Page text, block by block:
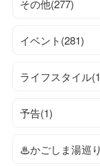
その他(277)
イベント(281)
ライフスタイル
予告(1)
♨かごしま湯巡